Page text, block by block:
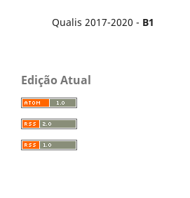
Qualis 2017-2020 - B1
Edição Atual